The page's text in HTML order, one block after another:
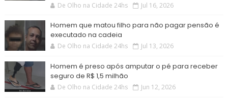
De Olho na Cidade 24hs Jul 16, 2026
Homem que matou filho para não pagar pensão é
executado na cadeia
De Olho na Cidade 24hs Jul 13, 2026
Homem é preso após amputar o pé para receber
seguro de R$ 1,5 milhão
De Olho na Cidade 24hs Jun 12, 2026